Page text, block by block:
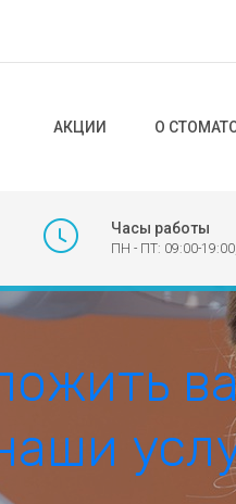
АКЦИИ О
Часы работы
ПН - ПТ: 09:00-